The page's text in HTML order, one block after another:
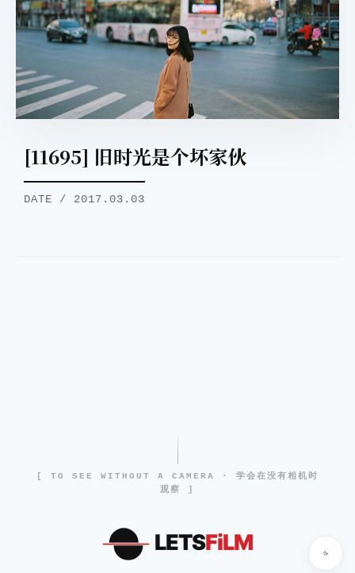
[11695] 旧时光是个坏家伙
DATE / 2017.03.03
[ TO SEE WITHOUT A CAMERA · 学会在没有相机时
观察 ]
LETSFiLM